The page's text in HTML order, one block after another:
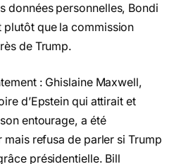
données personnelles, Bondi
plutôt que la commission
de Trump.
: Ghislaine Maxwell,
d’Epstein qui attirait et
entourage, a été
refusa de parler si Trump
présidentielle. Bill